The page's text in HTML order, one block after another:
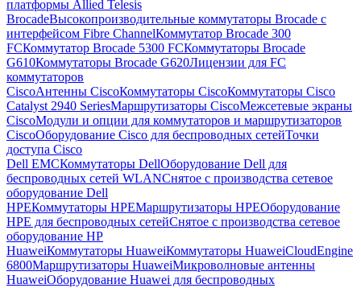
платформы Allied Telesis
BrocadeВысокопроизводительные коммутаторы Brocade с
интерфейсом Fibre ChannelКоммутатор Brocade 300
FCКоммутатор Brocade 5300 FCКоммутаторы Brocade
G610Коммутаторы Brocade G620Лицензии для FC
коммутаторов
CiscoАнтенны CiscoКоммутаторы CiscoКоммутаторы Cisco
Catalyst 2940 SeriesМаршрутизаторы CiscoМежсетевые экраны
CiscoМодули и опции для коммутаторов и маршрутизаторов
CiscoОборудование Cisco для беспроводных сетейТочки
доступа Cisco
Dell EMCКоммутаторы DellОборудование Dell для
беспроводных сетей WLANСнятое с производства сетевое
оборудование Dell
HPEКоммутаторы HPEМаршрутизаторы HPEОборудование
HPE для беспроводных сетейСнятое с производства сетевое
оборудование HP
HuaweiКоммутаторы HuaweiКоммутаторы HuaweiCloudEngine
6800Маршрутизаторы HuaweiМикроволновые антенны
HuaweiОборудование Huawei для беспроводных